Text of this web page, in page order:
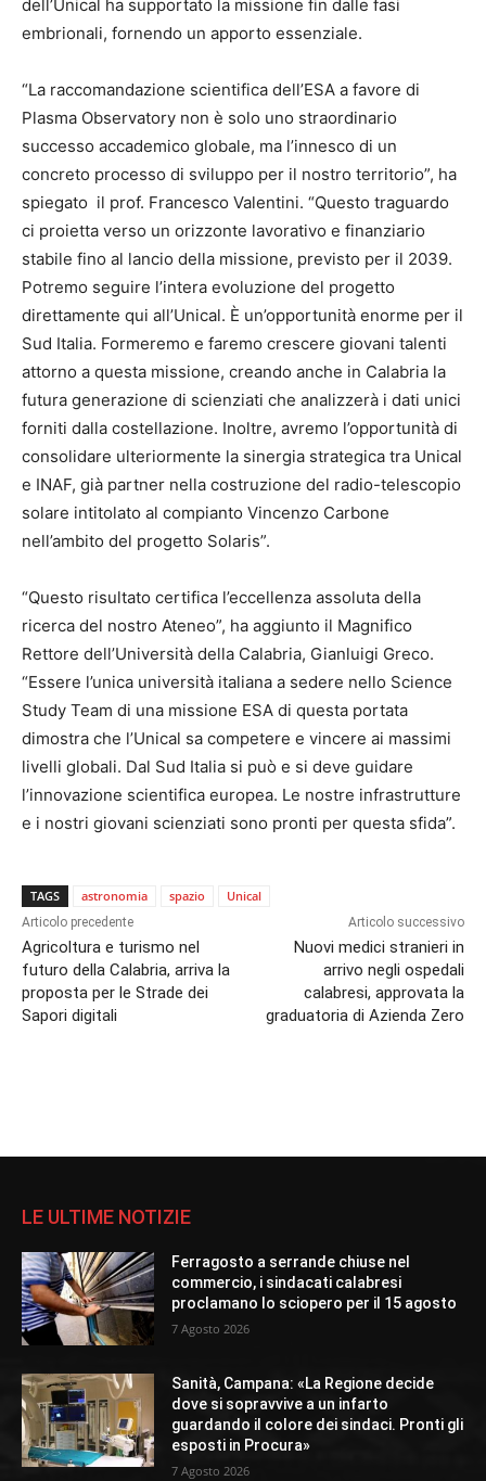
dell’Unical ha supportato la missione fin dalle fasi
embrionali, fornendo un apporto essenziale.
“La raccomandazione scientifica dell’ESA a favore di
Plasma Observatory non è solo uno straordinario
successo accademico globale, ma l’innesco di un
concreto processo di sviluppo per il nostro territorio”, ha
spiegato il prof. Francesco Valentini. “Questo traguardo
ci proietta verso un orizzonte lavorativo e finanziario
stabile fino al lancio della missione, previsto per il 2039.
Potremo seguire l’intera evoluzione del progetto
direttamente qui all’Unical. È un’opportunità enorme per il
Sud Italia. Formeremo e faremo crescere giovani talenti
attorno a questa missione, creando anche in Calabria la
futura generazione di scienziati che analizzerà i dati unici
forniti dalla costellazione. Inoltre, avremo l’opportunità di
consolidare ulteriormente la sinergia strategica tra Unical
e INAF, già partner nella costruzione del radio-telescopio
solare intitolato al compianto Vincenzo Carbone
nell’ambito del progetto Solaris”.
“Questo risultato certifica l’eccellenza assoluta della
ricerca del nostro Ateneo”, ha aggiunto il Magnifico
Rettore dell’Università della Calabria, Gianluigi Greco.
“Essere l’unica università italiana a sedere nello Science
Study Team di una missione ESA di questa portata
dimostra che l’Unical sa competere e vincere ai massimi
livelli globali. Dal Sud Italia si può e si deve guidare
l’innovazione scientifica europea. Le nostre infrastrutture
e i nostri giovani scienziati sono pronti per questa sfida”.
TAGS astronomia spazio Unical
Articolo precedente
Agricoltura e turismo nel
futuro della Calabria, arriva la
proposta per le Strade dei
Sapori digitali
Articolo successivo
Nuovi medici stranieri in
arrivo negli ospedali
calabresi, approvata la
graduatoria di Azienda Zero
LE ULTIME NOTIZIE
Ferragosto a serrande chiuse nel
commercio, i sindacati calabresi
proclamano lo sciopero per il 15 agosto
7 Agosto 2026
Sanità, Campana: «La Regione decide
dove si sopravvive a un infarto
guardando il colore dei sindaci. Pronti gli
esposti in Procura»
7 Agosto 2026